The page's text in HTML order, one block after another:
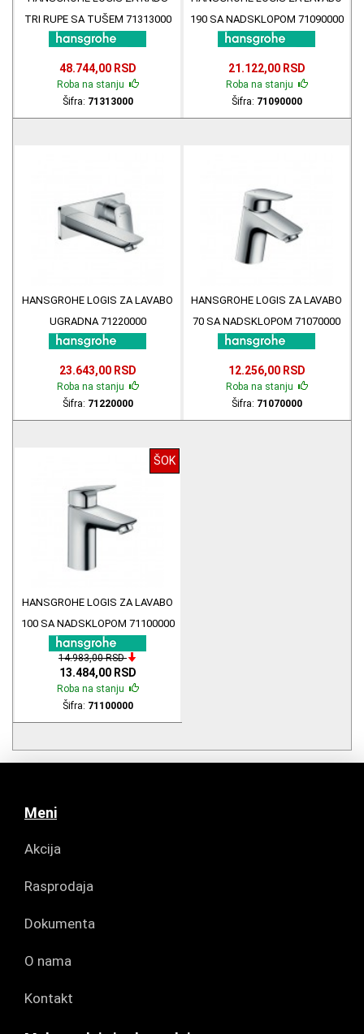
TRI RUPE SA TUŠEM 71313000
48.744,00 RSD
Roba na stanju
Šifra: 71313000
190 SA NADSKLOPOM 71090000
21.122,00 RSD
Roba na stanju
Šifra: 71090000
HANSGROHE LOGIS ZA LAVABO
UGRADNA 71220000
23.643,00 RSD
Roba na stanju
Šifra: 71220000
HANSGROHE LOGIS ZA LAVABO
70 SA NADSKLOPOM 71070000
12.256,00 RSD
Roba na stanju
Šifra: 71070000
ŠOK
HANSGROHE LOGIS ZA LAVABO
100 SA NADSKLOPOM 71100000
14.983,00 RSD
13.484,00 RSD
Roba na stanju
Šifra: 71100000
Meni
Akcija
Rasprodaja
Dokumenta
O nama
Kontakt